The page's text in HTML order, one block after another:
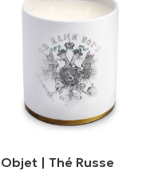
| Thé Russe